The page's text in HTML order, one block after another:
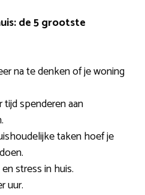
de 5 grootste
na te denken of je woning
spenderen aan
taken hoef je
stress in huis.
uur.